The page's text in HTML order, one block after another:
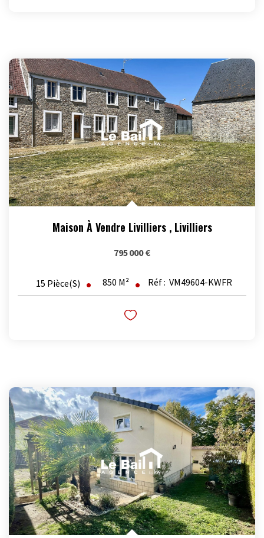
Maison À Vendre Livilliers , Livilliers
795 000 €
15 Pièce(s) 850 M² Réf : VM49604-KWFR